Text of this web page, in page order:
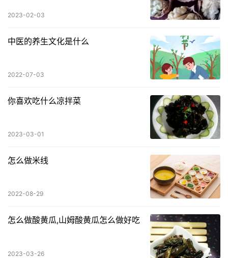
2023-02-03
中医的养生文化是什么
2022-07-03
你喜欢吃什么凉拌菜
2023-03-01
怎么做米线
2022-08-29
怎么做酸黄瓜,山姆酸黄瓜怎么做好吃
2023-03-26